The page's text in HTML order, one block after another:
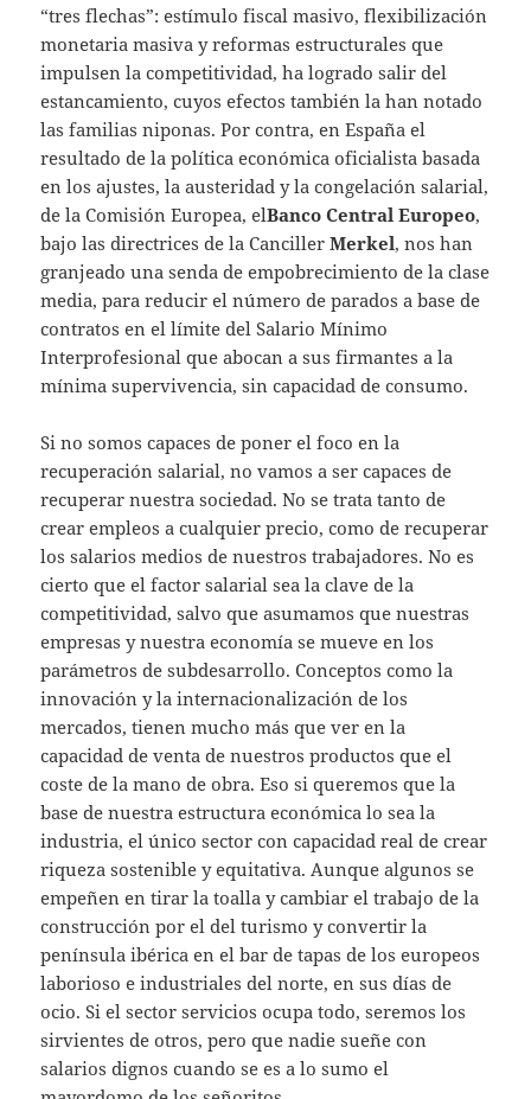
“tres flechas”: estímulo fiscal masivo, flexibilización
monetaria masiva y reformas estructurales que
impulsen la competitividad, ha logrado salir del
estancamiento, cuyos efectos también la han notado
las familias niponas. Por contra, en España el
resultado de la política económica oficialista basada
en los ajustes, la austeridad y la congelación salarial,
de la Comisión Europea, elBanco Central Europeo,
bajo las directrices de la CancillerMerkel, nos han
granjeado una senda de empobrecimiento de la clase
media, para reducir el número de parados a base de
contratos en el límite del Salario Mínimo
Interprofesional que abocan a sus firmantes a la
mínima supervivencia, sin capacidad de consumo.
Si no somos capaces de poner el foco en la
recuperación salarial, no vamos a ser capaces de
recuperar nuestra sociedad. No se trata tanto de
crear empleos a cualquier precio, como de recuperar
los salarios medios de nuestros trabajadores. No es
cierto que el factor salarial sea la clave de la
competitividad, salvo que asumamos que nuestras
empresas y nuestra economía se mueve en los
parámetros de subdesarrollo. Conceptos como la
innovación y la internacionalización de los
mercados, tienen mucho más que ver en la
capacidad de venta de nuestros productos que el
coste de la mano de obra. Eso si queremos que la
base de nuestra estructura económica lo sea la
industria, el único sector con capacidad real de crear
riqueza sostenible y equitativa. Aunque algunos se
empeñen en tirar la toalla y cambiar el trabajo de la
construcción por el del turismo y convertir la
península ibérica en el bar de tapas de los europeos
laborioso e industriales del norte, en sus días de
ocio. Si el sector servicios ocupa todo, seremos los
sirvientes de otros, pero que nadie sueñe con
salarios dignos cuando se es a lo sumo el